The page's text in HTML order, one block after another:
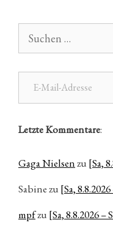
nach:
E-Mail-Adresse
Letzte Kommentare:
Gaga Nielsenzu [Sa,
Sabinezu [Sa,
mpfzu [Sa, 8.8.2026